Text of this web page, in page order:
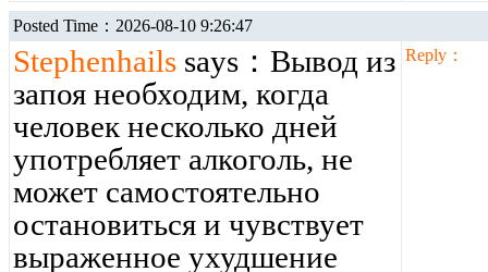
Posted Time：2026-08-10 9:26:47
Stephenhails says：Вывод из
запоя необходим, когда
человек несколько дней
употребляет алкоголь, не
может самостоятельно
остановиться и чувствует
выраженное ухудшение
Reply：